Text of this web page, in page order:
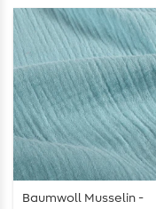
Baumwoll Musselin -